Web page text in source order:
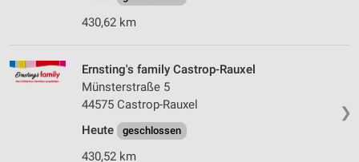
430,62 km
❯
Ernsting's family Castrop-Rauxel
Münsterstraße 5
44575 Castrop-Rauxel
Heute
geschlossen
430,52 km